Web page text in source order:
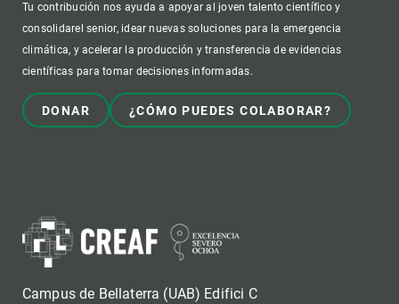
Tu contribución nos ayuda a apoyar al joven talento científico y
consolidarel senior, idear nuevas soluciones para la emergencia
climática, y acelerar la producción y transferencia de evidencias
científicas para tomar decisiones informadas.
DONAR ¿CÓMO PUEDES COLABORAR?
Campus de Bellaterra (UAB) Edifici C